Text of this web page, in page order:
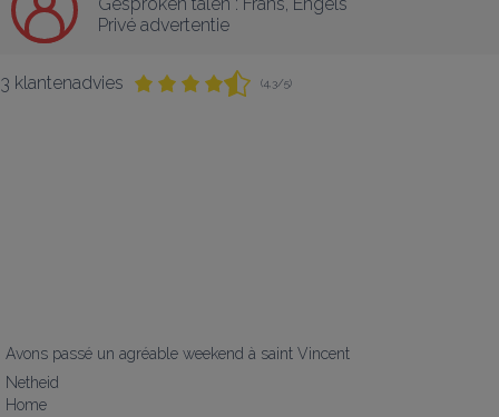
Privé advertentie
3 klantenadvies (4,3/5)
Avons passé un agréable weekend à saint Vincent
Netheid
Home